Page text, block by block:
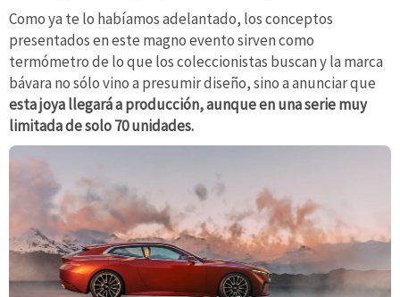
Como ya te lo habíamos adelantado, los conceptos
presentados en este magno evento sirven como
termómetro de lo que los coleccionistas buscan y la marca
bávara no sólo vino a presumir diseño, sino a anunciar que
esta joya llegará a producción, aunque en una serie muy
limitada de solo 70 unidades.